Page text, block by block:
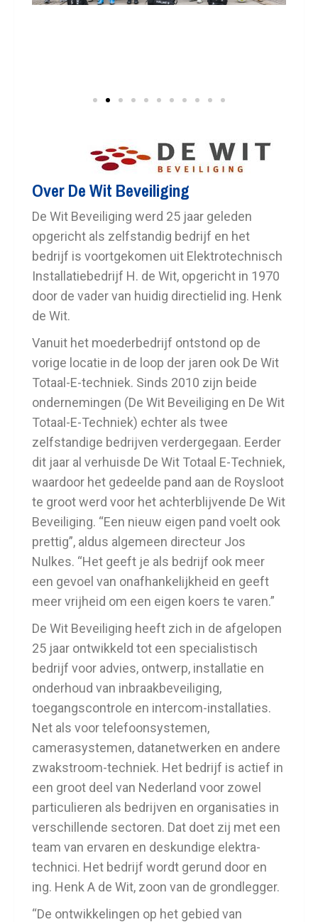
Over De Wit Beveiliging
De Wit Beveiliging werd 25 jaar geleden
opgericht als zelfstandig bedrijf en het
bedrijf is voortgekomen uit Elektrotechnisch
Installatiebedrijf H. de Wit, opgericht in 1970
door de vader van huidig directielid ing. Henk
de Wit.
Vanuit het moederbedrijf ontstond op de
vorige locatie in de loop der jaren ook De Wit
Totaal-E-techniek. Sinds 2010 zijn beide
ondernemingen (De Wit Beveiliging en De Wit
Totaal-E-Techniek) echter als twee
zelfstandige bedrijven verdergegaan. Eerder
dit jaar al verhuisde De Wit Totaal E-Techniek,
waardoor het gedeelde pand aan de Roysloot
te groot werd voor het achterblijvende De Wit
Beveiliging. “Een nieuw eigen pand voelt ook
prettig”, aldus algemeen directeur Jos
Nulkes. “Het geeft je als bedrijf ook meer
een gevoel van onafhankelijkheid en geeft
meer vrijheid om een eigen koers te varen.”
De Wit Beveiliging heeft zich in de afgelopen
25 jaar ontwikkeld tot een specialistisch
bedrijf voor advies, ontwerp, installatie en
onderhoud van inbraakbeveiliging,
toegangscontrole en intercom-installaties.
Net als voor telefoonsystemen,
camerasystemen, datanetwerken en andere
zwakstroom-techniek. Het bedrijf is actief in
een groot deel van Nederland voor zowel
particulieren als bedrijven en organisaties in
verschillende sectoren. Dat doet zij met een
team van ervaren en deskundige elektra-
technici. Het bedrijf wordt gerund door en
ing. Henk A de Wit, zoon van de grondlegger.
“De ontwikkelingen op het gebied van